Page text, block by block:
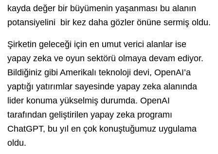
kayda değer bir büyümenin yaşanması bu alanın
potansiyelini bir kez daha gözler önüne sermiş oldu.
Şirketin geleceği için en umut verici alanlar ise
yapay zeka ve oyun sektörü olmaya devam ediyor.
Bildiğiniz gibi Amerikalı teknoloji devi, OpenAI’a
yaptığı yatırımlar sayesinde yapay zeka alanında
lider konuma yükselmiş durumda. OpenAI
tarafından geliştirilen yapay zeka programı
ChatGPT, bu yıl en çok konuştuğumuz uygulama
oldu.